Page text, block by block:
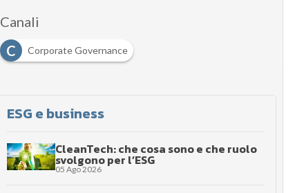
Canali
C
Corporate Governance
ESG e business
CleanTech: che cosa sono e che ruolo
svolgono per l’ESG
05 Ago 2026